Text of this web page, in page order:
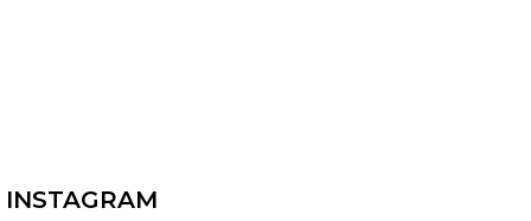
INSTAGRAM